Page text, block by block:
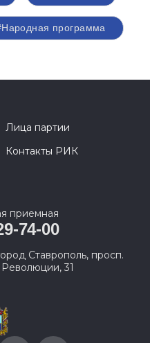
программа
Лица партии
Контакты РИК
приемная
74-00
Ставрополь, просп.
31